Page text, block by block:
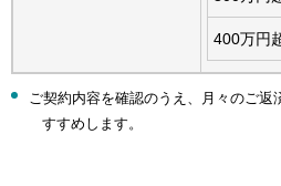
400万円
ご契約内容を確認のうえ、月々のご返
すすめします。